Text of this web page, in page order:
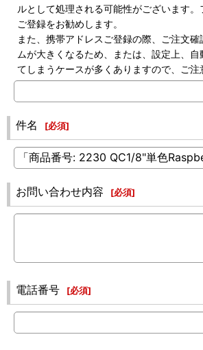
ルとして処理される可能性がございます
ご登録をお勧めします。
また、携帯アドレスご登録の際、ご注文
ムが大きくなるため、または、設定上、自
てしまうケースが多くありますので、ご注
件名 [必須]
お問い合わせ内容 [必須]
電話番号 [必須]